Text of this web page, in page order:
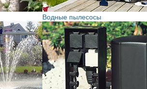
Водные пылесосы